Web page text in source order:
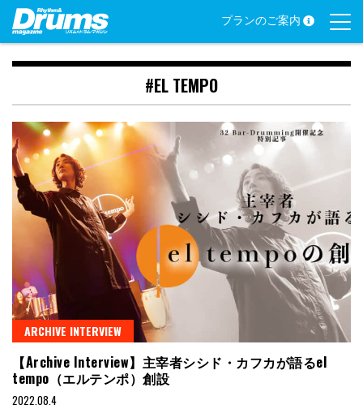
Skip
content
プランのご案内
#EL TEMPO
ARCHIVE INTERVIEW
【Archive Interview】主宰者シシド・カフカが語るel
tempo（エルテンポ）創設
2022.08.4